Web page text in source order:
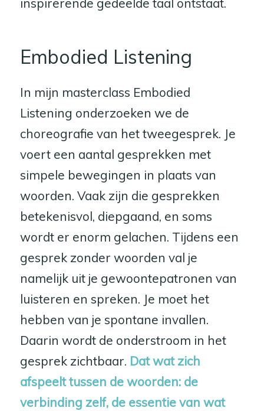
Embodied Listening
In mijn masterclass Embodied
Listening onderzoeken we de
choreografie van het tweegesprek. Je
voert een aantal gesprekken met
simpele bewegingen in plaats van
woorden. Vaak zijn die gesprekken
betekenisvol, diepgaand, en soms
wordt er enorm gelachen. Tijdens een
gesprek zonder woorden val je
namelijk uit je gewoontepatronen van
luisteren en spreken. Je moet het
hebben van je spontane invallen.
Daarin wordt de onderstroom in het
gesprek zichtbaar. Dat wat zich
afspeelt tussen de woorden: de
verbinding zelf, de essentie van wat